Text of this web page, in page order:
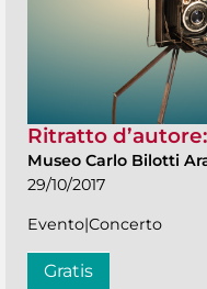
Ritratto
Museo Carlo Bilotti
29/10/2017
Evento|Concerto
Gratis